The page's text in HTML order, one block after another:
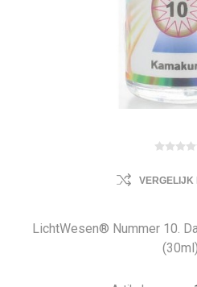
VERGELIJK
LichtWesen® Nummer 10.
(30ml)